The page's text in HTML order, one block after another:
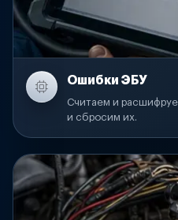
Ошибки ЭБУ
Считаем и
и сбросим их.